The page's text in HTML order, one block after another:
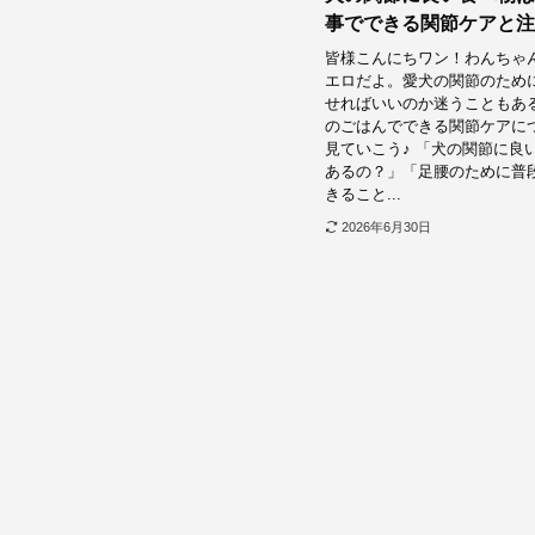
事でできる関節ケアと
皆様こんにちワン！わんちゃ
エロだよ。愛犬の関節のため
せればいいのか迷うこともあ
のごはんでできる関節ケアに
見ていこう♪ 「犬の関節に良
あるの？」「足腰のために普
きること...
2026年6月30日